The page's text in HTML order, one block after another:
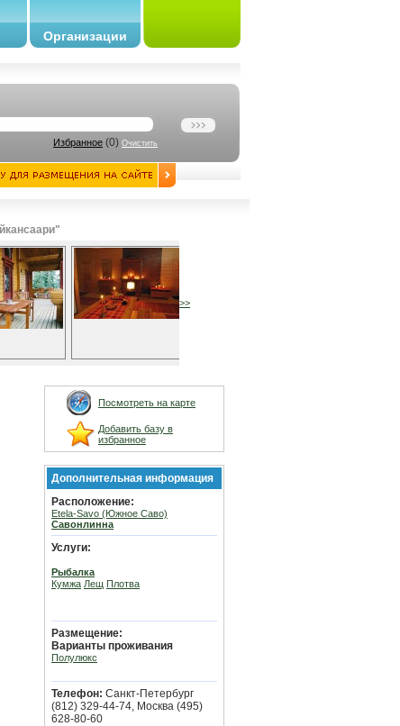
Организации
Избранное (0) Очистить
>>
Посмотреть на карте
Добавить базу в
избранное
Дополнительная информация
Расположение:
Etela-Savo (Южное Саво)
Савонлинна
Услуги:
Рыбалка
Кумжа Лещ Плотва
Размещение:
Варианты проживания
Полулюкс
Телефон: Cанкт-Петербург
(812) 329-44-74, Москва (495)
628-80-60